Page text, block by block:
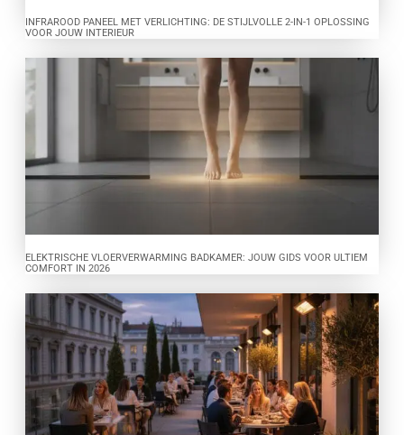
INFRAROOD PANEEL MET VERLICHTING: DE STIJLVOLLE 2-IN-1 OPLOSSING
VOOR JOUW INTERIEUR
ELEKTRISCHE VLOERVERWARMING BADKAMER: JOUW GIDS VOOR ULTIEM
COMFORT IN 2026